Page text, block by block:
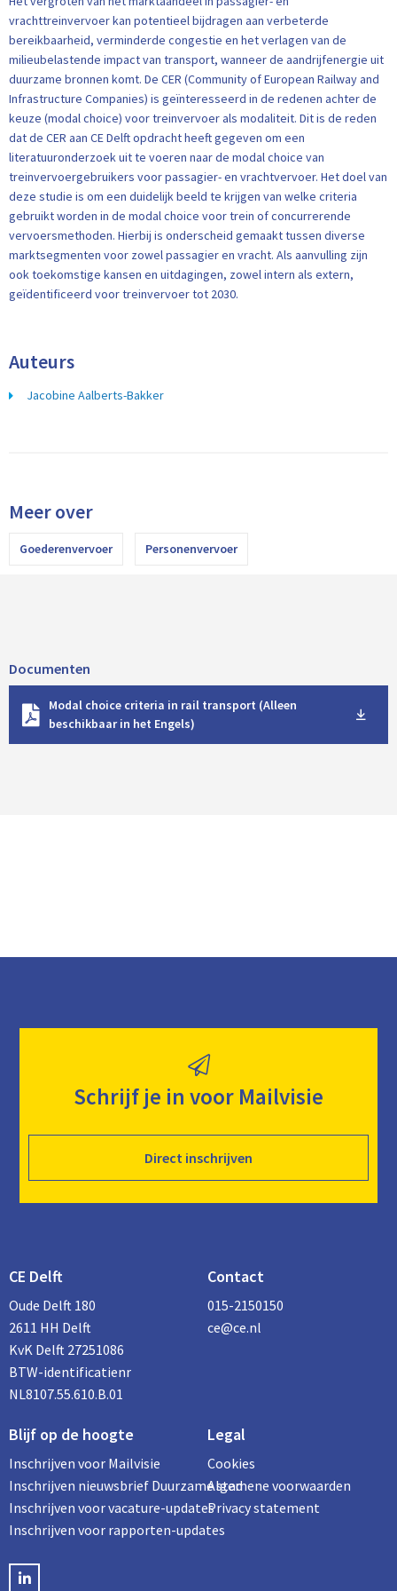
vrachttreinvervoer kan potentieel bijdragen aan verbeterde
bereikbaarheid, verminderde congestie en het verlagen van de
milieubelastende impact van transport, wanneer de aandrijfenergie uit
duurzame bronnen komt. De CER (Community of European Railway and
Infrastructure Companies) is geïnteresseerd in de redenen achter de
keuze (modal choice) voor treinvervoer als modaliteit. Dit is de reden
dat de CER aan CE Delft opdracht heeft gegeven om een
literatuuronderzoek uit te voeren naar de modal choice van
treinvervoergebruikers voor passagier- en vrachtvervoer. Het doel van
deze studie is om een duidelijk beeld te krijgen van welke criteria
gebruikt worden in de modal choice voor trein of concurrerende
vervoersmethoden. Hierbij is onderscheid gemaakt tussen diverse
marktsegmenten voor zowel passagier en vracht. Als aanvulling zijn
ook toekomstige kansen en uitdagingen, zowel intern als extern,
geïdentificeerd voor treinvervoer tot 2030.
Auteurs
Jacobine Aalberts-Bakker
Meer over
Goederenvervoer Personenvervoer
Documenten
Modal choice criteria in rail transport (Alleen
beschikbaar in het Engels)
n
Schrijf je in voor Mailvisie
Direct inschrijven
CE Delft
Oude Delft 180
2611 HH Delft
KvK Delft 27251086
BTW-identificatienr
NL8107.55.610.B.01
Contact
015-2150150
ce@ce.nl
Blijf op de hoogte
Inschrijven voor Mailvisie
Inschrijven nieuwsbrief Duurzame stad
Inschrijven voor vacature-updates
Inschrijven voor rapporten-updates
LinkedIN
Legal
Cookies
Algemene voorwaarden
Privacy statement